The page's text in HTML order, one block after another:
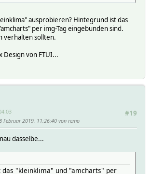
ausprobieren? Hintegrund ist das
per img-Tag eingebunden sind.
verhalten sollten.
Design von FTUI...
#19
Februar 2019, 11:26:40 von remo
dasselbe...
das "kleinklima" und "amcharts" per